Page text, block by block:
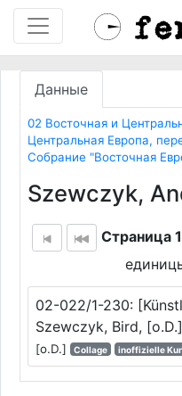
Данные
02 Восточная и
Центральная Европа,
Собрание "Восточная
Szewczyk,
Страница
02-022/1-230:
Szewczyk, Bird, [o.D.]
[o.D.] Collage inoffizielle